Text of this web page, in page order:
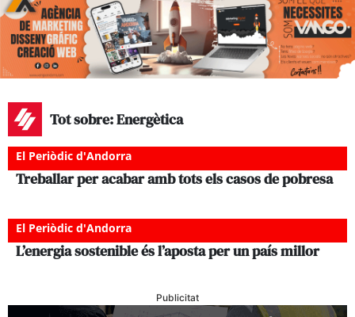
Tot sobre: Energètica
El Periòdic d'Andorra
Treballar per acabar amb tots els casos de pobresa
El Periòdic d'Andorra
L’energia sostenible és l’aposta per un país millor
Publicitat